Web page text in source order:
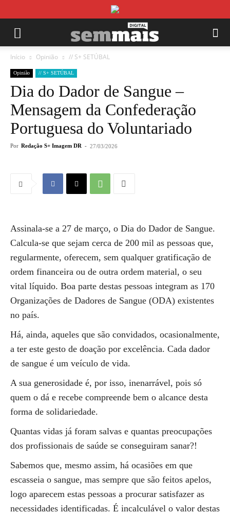
Início Opinião // S+ SETÚBAL
Opinião // S+ SETÚBAL
Dia do Dador de Sangue –
Mensagem da Confederação
Portuguesa do Voluntariado
Por Redação S+ Imagem DR - 27/03/2026
Assinala-se a 27 de março, o Dia do Dador de Sangue.
Calcula-se que sejam cerca de 200 mil as pessoas que,
regularmente, oferecem, sem qualquer gratificação de
ordem financeira ou de outra ordem material, o seu
vital líquido. Boa parte destas pessoas integram as 170
Organizações de Dadores de Sangue (ODA) existentes
no país.
Há, ainda, aqueles que são convidados, ocasionalmente,
a ter este gesto de doação por excelência. Cada dador
de sangue é um veículo de vida.
A sua generosidade é, por isso, inenarrável, pois só
quem o dá e recebe compreende bem o alcance desta
forma de solidariedade.
Quantas vidas já foram salvas e quantas preocupações
dos profissionais de saúde se conseguiram sanar?!
Sabemos que, mesmo assim, há ocasiões em que
escasseia o sangue, mas sempre que são feitos apelos,
logo aparecem estas pessoas a procurar satisfazer as
necessidades identificadas. É incalculável o valor destas